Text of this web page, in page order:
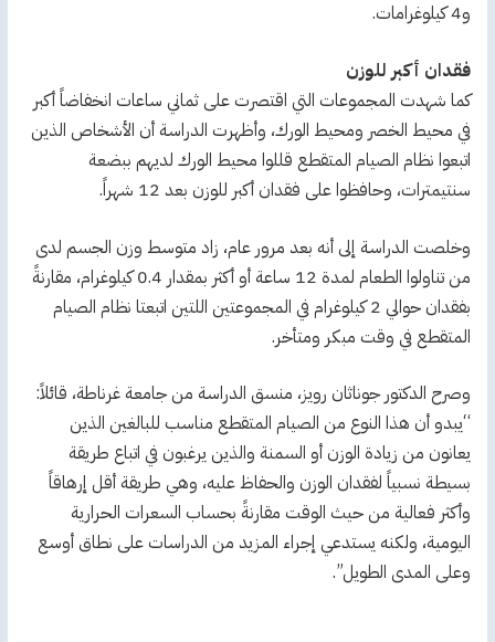
و4 كيلوغرامات.
فقدان أكبر للوزن
كما شهدت المجموعات التي اقتصرت على ثماني ساعات انخفاضاً أكبر
في محيط الخصر ومحيط الورك، وأظهرت الدراسة أن الأشخاص الذين
اتبعوا نظام الصيام المتقطع قللوا محيط الورك لديهم ببضعة
سنتيمترات، وحافظوا على فقدان أكبر للوزن بعد 12 شهراً.
وخلصت الدراسة إلى أنه بعد مرور عام، زاد متوسط وزن الجسم لدى
من تناولوا الطعام لمدة 12 ساعة أو أكثر بمقدار 0.4 كيلوغرام، مقارنةً
بفقدان حوالي 2 كيلوغرام في المجموعتين اللتين اتبعتا نظام الصيام
المتقطع في وقت مبكر ومتأخر.
وصرح الدكتور جوناثان رويز، منسق الدراسة من جامعة غرناطة، قائلاً:
“يبدو أن هذا النوع من الصيام المتقطع مناسب للبالغين الذين
يعانون من زيادة الوزن أو السمنة والذين يرغبون في اتباع طريقة
بسيطة نسبياً لفقدان الوزن والحفاظ عليه، وهي طريقة أقل إرهاقاً
وأكثر فعالية من حيث الوقت مقارنةً بحساب السعرات الحرارية
اليومية، ولكنه يستدعي إجراء المزيد من الدراسات على نطاق أوسع
وعلى المدى الطويل”.